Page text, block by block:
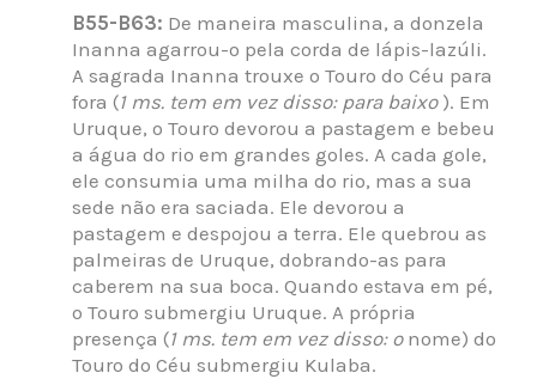
B55-B63: De maneira masculina, a donzela
Inanna agarrou-o pela corda de lápis-lazúli.
A sagrada Inanna trouxe o Touro do Céu para
fora (1 ms. tem em vez disso: para baixo ). Em
Uruque, o Touro devorou a pastagem e bebeu
a água do rio em grandes goles. A cada gole,
ele consumia uma milha do rio, mas a sua
sede não era saciada. Ele devorou a
pastagem e despojou a terra. Ele quebrou as
palmeiras de Uruque, dobrando-as para
caberem na sua boca. Quando estava em pé,
o Touro submergiu Uruque. A própria
presença (1 ms. tem em vez disso: o nome) do
Touro do Céu submergiu Kulaba.